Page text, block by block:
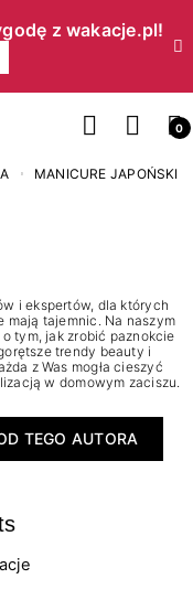
z wakacje.pl!​
0
MANICURE JAPOŃSKI -
i ekspertów, dla których
mają tajemnic. Na naszym
tym, jak zrobić paznokcie
trendy beauty i
z Was mogła cieszyć
w domowym zaciszu.
TEGO AUTORA